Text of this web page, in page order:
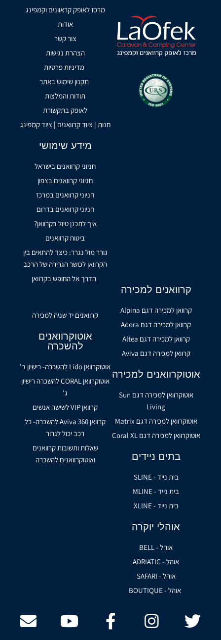
מרכז לאופק קראוונים וקמפינג
אודות
צור קשר
הצהרת נגישות
מדיניות פרטיות
תקנון שימוש באתר
תודות והמלצות
לאופק בתקשורת
חנות | ציוד קרוואנים | ציוד קמפינג
מידע שימושי
חניוני קרוואנים בישראל
חניוני קרוואנים בצפון
חניוני קרוואנים במרכז
חניוני קרוואנים בדרום
איך לתכנן טיול בקרוואן?
ביטוח קרוואנים
גורר מול נגרר: כיצד להתאים בין
הקרוואן לכושר הגרירה של הרכב
הדרך אל החופש בקרוואן
קרוואנים למכירה
קרוואן למכירה דגם Alpina
קרוואן למכירה דגם Adora
קרוואן למכירה דגם Altea
קרוואן למכירה דגם Aviva
אוטוקרוואנים למכירה
אוטוקרוואן למכירה דגם Sun
Living
אוטוקרוואן למכירה דגם Matrix
אוטוקרוואן למכירה דגם Coral XL
בתים ניידים
בית נייד - SLINE
בית נייד - MLINE
בית נייד - XLINE
אוהלי יוקרה
אוהל - BELL
אוהל - ADRIATIC
אוהל - SAFARI
אוהל - BOUTIQUE
קרוואנים יד שניה למכירה
אוטוקרוואנים
להשכרה
אוטוקרוואן Lido להשכרה- רישיון ב'
אוטוקרוואן CORAL להשכרה רישיון
ג'
קרוואן VIP לשישה אנשים
קרוואן Aviva 360 להשכרה- כל
רכב יכול לגרור
שאלות ותשובות קרוואנים
ואוטוקרוואנים להשכרה